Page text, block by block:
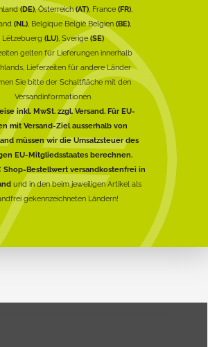
(DE), Österreich(AT), France (FR),
(NL), Belgique België Belgien (BE),
Lëtzebuerg (LU), Sverige(SE)
gelten für Lieferungen innerhalb
Lieferzeiten für andere Länder
Sie bitte der Schaltfläche mit den
Versandinformationen
inkl. MwSt. zzgl. Versand. Für EU-
mit Versand-Ziel ausserhalb von
müssen wir die Umsatzsteuer des
EU-Mitgliedsstaates berechnen.
Shop-Bestellwert versandkostenfrei in
und in den beim jeweiligen Artikel als
gekennzeichneten Ländern!